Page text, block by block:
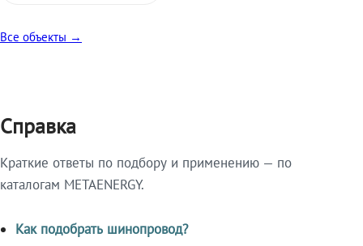
Все объекты →
Справка
Краткие ответы по подбору и применению — по
каталогам METAENERGY.
Как подобрать шинопровод?